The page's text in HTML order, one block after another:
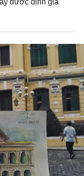
được định giá